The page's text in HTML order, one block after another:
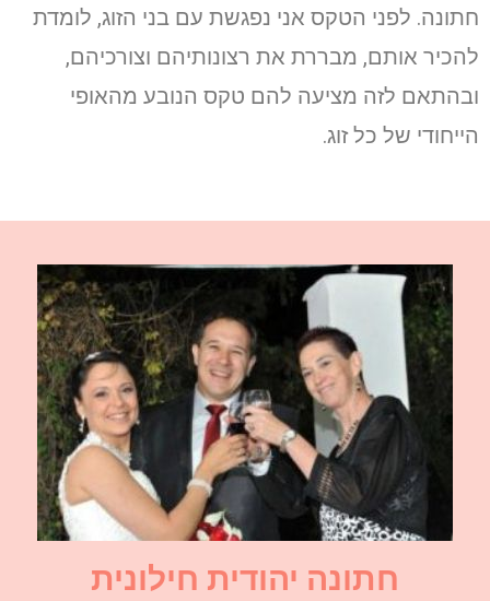
חתונה. לפני הטקס אני נפגשת עם בני הזוג, לומדת
להכיר אותם, מבררת את רצונותיהם וצורכיהם,
ובהתאם לזה מציעה להם טקס הנובע מהאופי
הייחודי של כל זוג.
חתונה יהודית חילונית